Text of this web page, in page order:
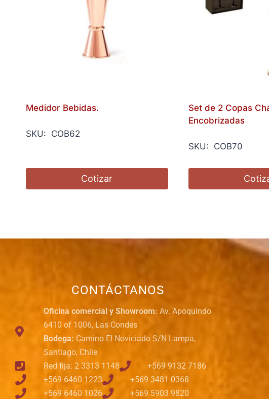
Medidor Bebidas.
SKU: COB62
Cotizar
Set de 2 Copas
Encobrizadas
SKU: COB70
CONTÁCTANOS
Oficina comercial y Showroom: Av. Apoquindo
6410 of 1006, Las Condes
Bodega: Camino El Noviciado S/N Lampa,
Santiago, Chile
Red fija: 2 3313 1148
+569 9132 7186
+569 6460 1223
+569 3481 0368
+569 6460 1026
+569 5903 9820